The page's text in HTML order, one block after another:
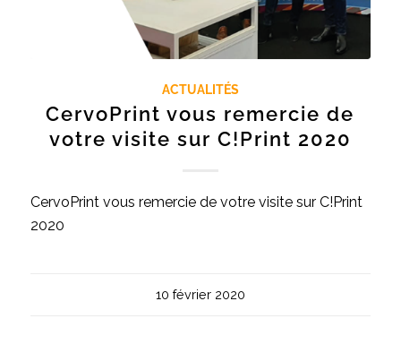
ACTUALITÉS
CervoPrint vous remercie de
votre visite sur C!Print 2020
CervoPrint vous remercie de votre visite sur C!Print
2020
10 février 2020